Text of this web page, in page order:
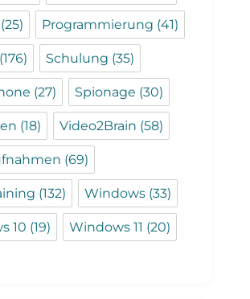
(25) Programmierung (41)
(176) Schulung (35)
(27) Spionage (30)
(18) Video2Brain (58)
(69)
(132) Windows (33)
10 (19) Windows 11 (20)